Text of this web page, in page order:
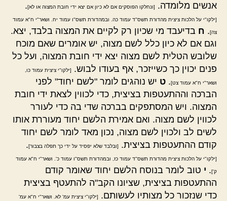
אנשים מלומדה.
[ונחלקו הפוסקים אם לא כיון אם יצא ידי חובת המצוה או לא].
[ילקו"י על הלכות ציצית מהדורת תשס"ד עמוד כה. ובמהדורת תשס"ו עמוד יח. ושאר"י ח"א עמוד
צה]. ח בדיעבד מי שכיון רק לקיים את המצוה בלבד, יצא.
וגם אם לא כיון כלל לשם מצוה, יש אומרים שאם מוכח
שלובש הטלית לשם מצוה יצא ידי חובת המצוה, ועל כל
פנים יכוין כך כשייזכר, אף בעודו לבוש.
[ילקו"י ציצית עמוד כו,
ושאר"י ח"א עמוד צט]. ט יש נוהגים לומר "לשם יחוד" לפני
הברכה וההתעטפות בציצית, כדי לכווין לצאת ידי חובת
המצוה. ויש המסתפקים בברכה שדי בה כדי לעורר
לכווין לשם מצוה. ואם אמירת הלשם יחוד מעוררת אותו
לשים לב ולכוין לשם מצוה, נכון מאד לומר לשם יחוד
קודם ההתעטפות בציצית.
[ובלבד שלא יפסיד על ידי כך תפלה בצבור].
[ילקו"י על הלכות ציצית מהדורת תשס"ד עמוד כז, ובמהדורת תשס"ו עמוד כ'. ושאר"י ח"א עמוד
ק']. י טוב לומר בנוסח הלשם יחוד שאומר קודם
ההתעטפות בציצית, שציונו הקב"ה להתעטף בציצית
כדי שנזכור כל מצותיו לעשותם.
[ילקו"י ציצית עמ' לא. ושאר"י ח"א עמ'